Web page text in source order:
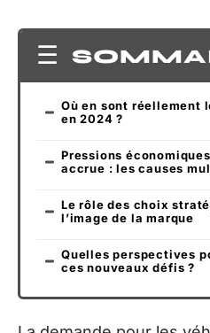
Où en sont réellement
en 2024 ?
Pressions
accrue : les causes
Le rôle des choix
l’image de la marque
Quelles perspectives
ces nouveaux défis ?